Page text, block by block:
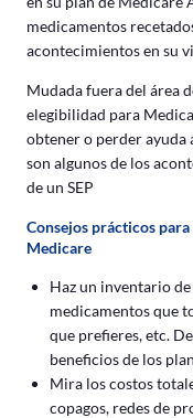
medicamentos
acontecimientos en su
Mudada fuera del área
elegibilidad para
obtener o perder ayuda
son algunos de los
de un SEP
Consejos prácticos
Medicare
Haz un inventario
medicamentos que
que prefieres, etc.
beneficios de los
Mira los costos
copagos, redes de